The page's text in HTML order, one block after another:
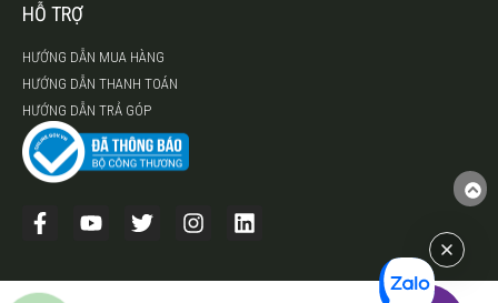
HỖ TRỢ
HƯỚNG DẪN MUA HÀNG
HƯỚNG DẪN THANH TOÁN
HƯỚNG DẪN TRẢ GÓP